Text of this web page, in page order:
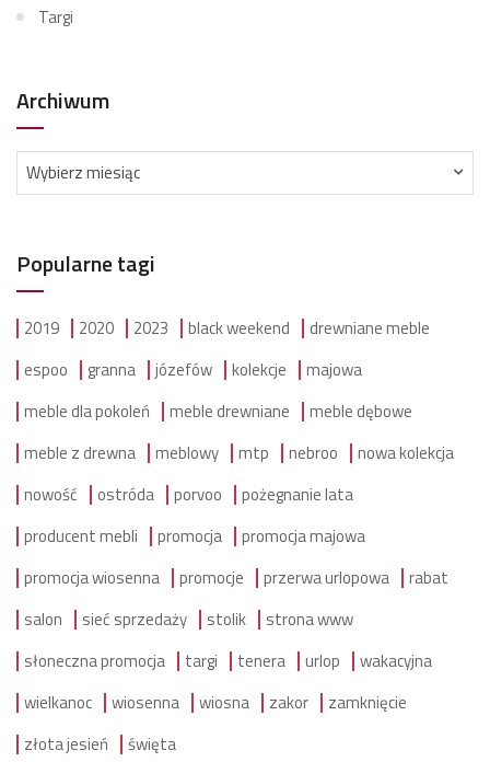
Targi
Archiwum
Archiwum
Wybierz miesiąc
Popularne tagi
2019 2020 2023 black weekend
drewniane meble
espoo
granna józefów kolekcje
majowa
meble dla pokoleń
meble drewniane
meble dębowe
meble z drewna
meblowy mtp nebroo
nowa kolekcja
nowość
ostróda porvoo
pożegnanie lata
producent mebli
promocja
promocja majowa
promocja wiosenna
promocje przerwa urlopowa
rabat
salon
sieć sprzedaży stolik
strona www
słoneczna promocja
targi tenera urlop
wakacyjna
wielkanoc
wiosenna wiosna zakor
zamknięcie
złota jesień
święta